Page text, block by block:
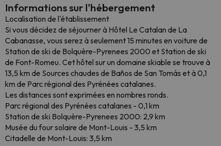
Informations sur l'hébergement
Localisation de l'établissement
Si vous décidez de séjourner à Hôtel Le Catalan de La
Cabanasse, vous serez à seulement 15 minutes en voiture de
Station de ski de Bolquère-Pyrenees 2000 et Station de ski
de Font-Romeu. Cet hôtel sur un domaine skiable se trouve à
13,5 km de Sources chaudes de Baños de San Tomás et à 0,1
km de Parc régional des Pyrénées catalanes.
Les distances sont exprimées en nombres ronds.
Parc régional des Pyrénées catalanes - 0,1 km
Station de ski Bolquère-Pyrenees 2000: 2,9 km
Musée du four solaire de Mont-Louis - 3,5 km
Citadelle de Mont-Louis: 3,5 km